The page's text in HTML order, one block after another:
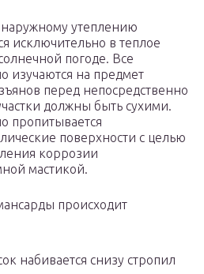
утеплению
исключительно в теплое
погоде. Все
изучаются на предмет
перед непосредственно
должны быть сухими.
пропитывается
поверхности с целью
коррозии
мастикой.
происходит
набивается снизу стропил